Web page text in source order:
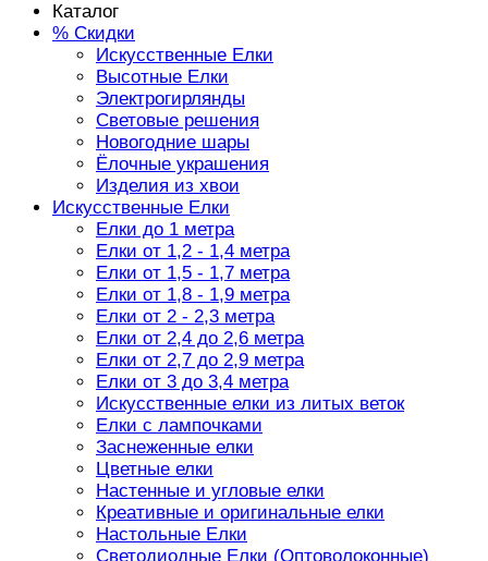
Каталог
% Скидки
Искусственные Елки
Высотные Елки
Электрогирлянды
Световые решения
Новогодние шары
Ёлочные украшения
Изделия из хвои
Искусственные Елки
Елки до 1 метра
Елки от 1,2 - 1,4 метра
Елки от 1,5 - 1,7 метра
Елки от 1,8 - 1,9 метра
Елки от 2 - 2,3 метра
Елки от 2,4 до 2,6 метра
Елки от 2,7 до 2,9 метра
Елки от 3 до 3,4 метра
Искусственные елки из литых веток
Елки с лампочками
Заснеженные елки
Цветные елки
Настенные и угловые елки
Креативные и оригинальные елки
Настольные Елки
Светодиодные Елки (Оптоволоконные)